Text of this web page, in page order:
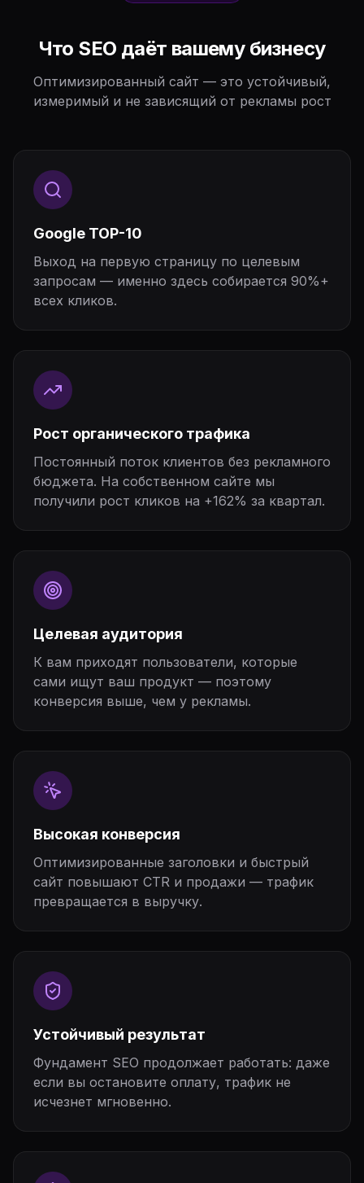
Что SEO даёт вашему бизнесу
Оптимизированный сайт — это устойчивый,
измеримый и не зависящий от рекламы рост
Google TOP-10
Выход на первую страницу по целевым
запросам — именно здесь собирается 90%+
всех кликов.
Рост органического трафика
Постоянный поток клиентов без рекламного
бюджета. На собственном сайте мы
получили рост кликов на +162% за квартал.
Целевая аудитория
К вам приходят пользователи, которые
сами ищут ваш продукт — поэтому
конверсия выше, чем у рекламы.
Высокая конверсия
Оптимизированные заголовки и быстрый
сайт повышают CTR и продажи — трафик
превращается в выручку.
Устойчивый результат
Фундамент SEO продолжает работать: даже
если вы остановите оплату, трафик не
исчезнет мгновенно.